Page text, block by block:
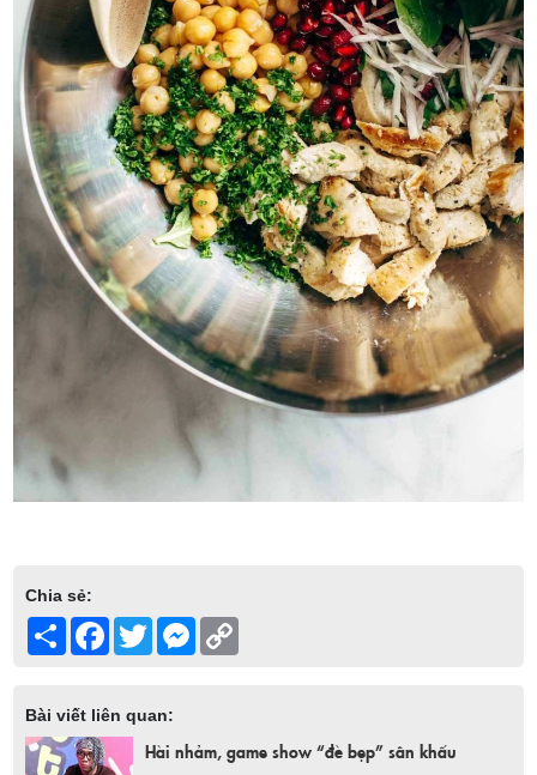
Chia sẻ:
Share Facebook
TwitterMessenger
Bài viết liên quan:
Hài nhảm, game show “đè bẹp” sân khấu